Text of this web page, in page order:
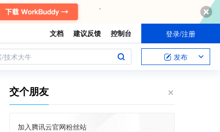
文档 建议反馈 控制台 登录/注册
技术大牛 发布
交个朋友
加入腾讯云官网粉丝站